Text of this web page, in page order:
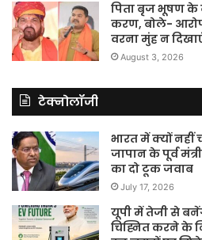
पिता बृज भूषण के
करण, बोले-
वरना मुंह न
August 3, 2026
टेक्नोलॉजी
भारत में क्यों नहीं
जापान के पूर्व
का दो टूक जवाब
July 17, 2026
यूपी में तेजी से
चिह्नित करने के